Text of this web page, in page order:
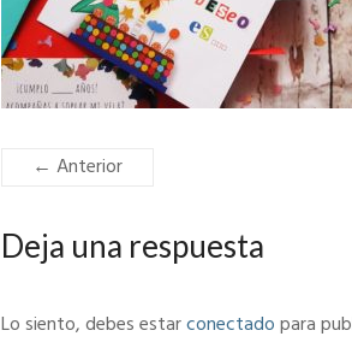
← Anterior
Deja una respuesta
Lo siento, debes estarconectadopara